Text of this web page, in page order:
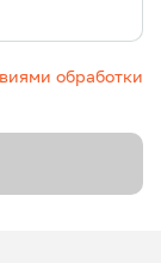
обработки